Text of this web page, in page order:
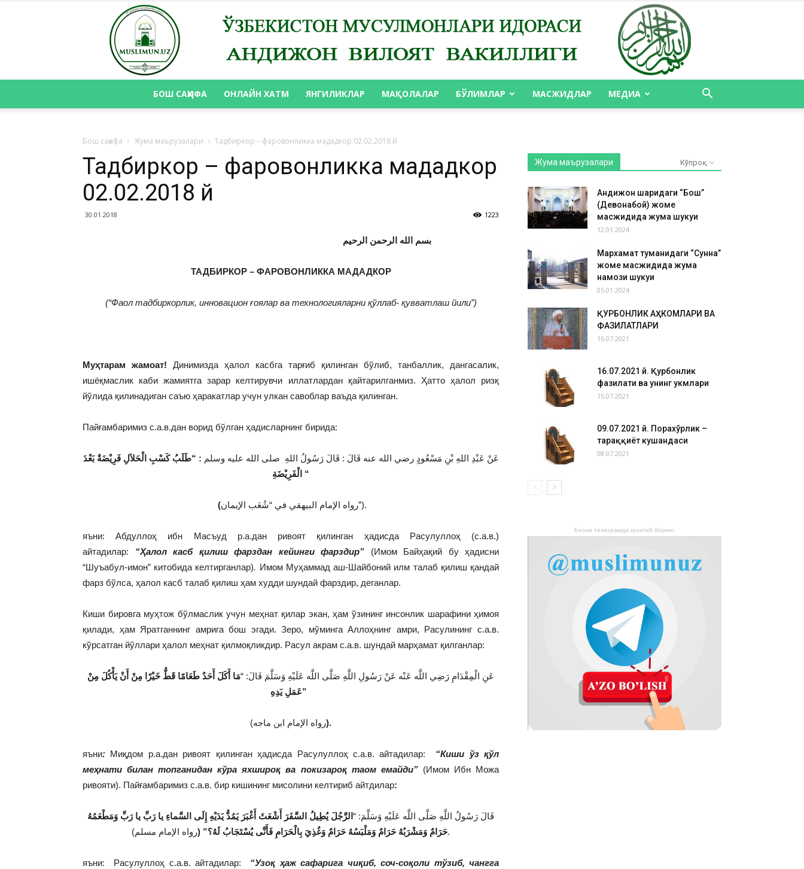
БОШ САҲИФА ОНЛАЙН ХАТМ ЯНГИЛИКЛАР МАҚОЛАЛАР БЎЛИМЛАР МАСЖИДЛАР МЕДИА
Бош саҳифа Жума маърузалари Тадбиркор – фаровонликка мададкор 02.02.2018 й
Тадбиркор – фаровонликка мададкор
02.02.2018 й
30.01.2018 1223
بسم الله الرحمن الرحيم
ТАДБИРКОР – ФАРОВОНЛИККА МАДАДКОР
(“Фаол тадбиркорлик, инновацион ғоялар ва технологияларни қўллаб- қувватлаш йили”)
Муҳтарам жамоат! Динимизда ҳалол касбга тарғиб қилинган бўлиб, танбаллик, дангасалик,
ишёқмаслик каби жамиятга зарар келтирувчи иллатлардан қайтарилганмиз. Ҳатто ҳалол ризқ
йўлида қилинадиган саъю ҳаракатлар учун улкан савоблар ваъда қилинган.
Пайғамбаримиз с.а.в.дан ворид бўлган ҳадисларнинг бирида:
عَنْ عَبْدِ اللهِ بْنِ مَسْعُودٍ رضي الله عنه قَالَ : قَالَ رَسُولُ اللهِ صلى الله عليه وسلم : “طَلَبُ كَسْبِ الْحَلاَلِ فَرِيْضَةٌ بَعْدَ
الْفَرِيْضَةِ “
( رواه الإمام البيهقي في “شُعَب الإيمان”).
яъни: Абдуллоҳ ибн Масъуд р.а.дан ривоят қилинган ҳадисда Расулуллоҳ (с.а.в.)
айтадилар: “Ҳалол касб қилиш фарздан кейинги фарздир” (Имом Байҳақий бу ҳадисни
“Шуъабул-имон” китобида келтирганлар). Имом Муҳаммад аш-Шайбоний илм талаб қилиш қандай
фарз бўлса, ҳалол касб талаб қилиш ҳам худди шундай фарздир, деганлар.
Киши бировга муҳтож бўлмаслик учун меҳнат қилар экан, ҳам ўзининг инсонлик шарафини ҳимоя
қилади, ҳам Яратганнинг амрига бош эгади. Зеро, мўминга Аллоҳнинг амри, Расулининг с.а.в.
кўрсатган йўллари ҳалол меҳнат қилмоқликдир. Расул акрам с.а.в. шундай марҳамат қилганлар:
عَنِ الْمِقْدَامِ رَضِي اللَّه عَنْه عَنْ رَسُولِ اللَّهِ صَلَّى اللَّه عَلَيْهِ وَسَلَّمَ قَالَ: “مَا أَكَلَ أَحَدٌ طَعَامًا قَطُّ خَيْرًا مِنْ أَنْ يَأْكُلَ مِنْ
عَمَلِ يَدِهِ”
(رواه الإمام ابن ماجه).
яъни: Миқдом р.а.дан ривоят қилинган ҳадисда Расулуллоҳ с.а.в. айтадилар:
“Киши ўз қўл
меҳнати билан топганидан кўра яхшироқ ва покизароқ таом емайди”(Имом Ибн Можа
ривояти). Пайғамбаримиз с.а.в. бир кишининг мисолини келтириб айтдилар:
قَالَ رَسُولُ اللَّهِ صَلَّى اللَّه عَلَيْهِ وَسَلَّمَ: “ الرَّجُلَ يُطِيلُ السَّفَرَ أَشْعَثَ أَغْبَرَ يَمُدُّ يَدَيْهِ إِلَى السَّماءِ يا رَبِّ يا رَبِّ وَمَطْعَمُهُ
حَرَامٌ وَمَشْرَبُهُ حَرَامٌ وَمَلْبَسُهُ حَرَامٌ وَغُذِيَ بِالْحَرَامِ فَأَنَّى يُسْتَجَابُ لَهُ؟” (رواه الإمام مسلم).
яъни: Расулуллоҳ с.а.в. айтадилар: “Узоқ ҳаж сафарига чиқиб, соч-соқоли тўзиб, чангга
Жума маърузалари Кўпроқ
Андижон шаҳридаги “Бош”
(Девонабой) жоме
масжидида жума шукуҳи
12.01.2024
Мархамат туманидаги “Сунна”
жоме масжидида жума
намози шукуҳи
05.01.2024
ҚУРБОНЛИК АҲКОМЛАРИ ВА
ФАЗИЛАТЛАРИ
16.07.2021
16.07.2021 й. Қурбонлик
фазилати ва унинг ҳукмлари
15.07.2021
09.07.2021 й. Порахўрлик –
тараққиёт кушандаси
08.07.2021
Бизни телеграмда кузатиб боринг